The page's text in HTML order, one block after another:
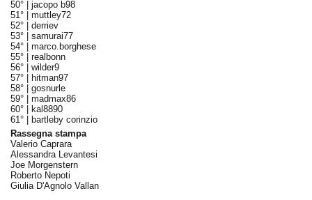
50° | jacopo b98
51° | muttley72
52° | derriev
53° | samurai77
54° | marco.borghese
55° | realbonn
56° | wilder9
57° |
hitman97
58° | gosnurle
59° | madmax86
60° |
kal8890
61° |
bartleby corinzio
Rassegna stampa
Valerio Caprara
Alessandra Levantesi
Joe Morgenstern
Roberto Nepoti
Giulia D'Agnolo Vallan